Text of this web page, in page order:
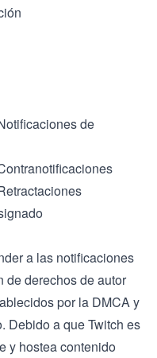
de
a las notificaciones
de derechos de autor
por la DMCA y
Debido a que Twitch es
y hostea contenido